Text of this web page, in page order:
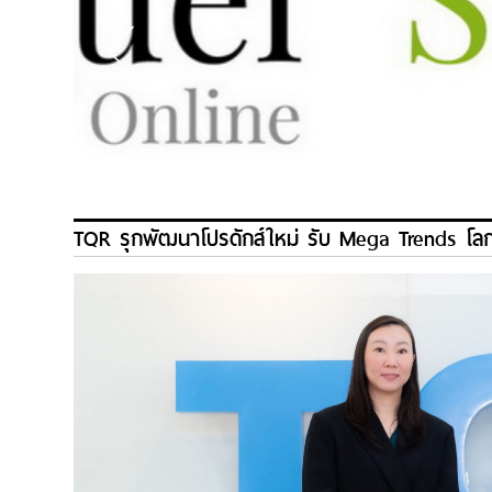
TQR รุกพัฒนาโปรดักส์ใหม่ รับ Mega Trends โล